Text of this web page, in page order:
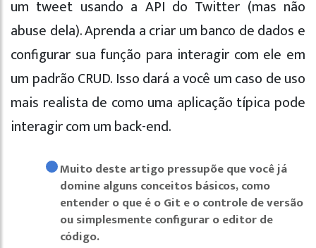
um tweet usando a API do Twitter (mas não
abuse dela). Aprenda a criar um banco de dados e
configurar sua função para interagir com ele em
um padrão CRUD. Isso dará a você um caso de uso
mais realista de como uma aplicação típica pode
interagir com um back-end.
Muito deste artigo pressupõe que você já
domine alguns conceitos básicos, como
entender o que é o Git e o controle de versão
ou simplesmente configurar o editor de
código.